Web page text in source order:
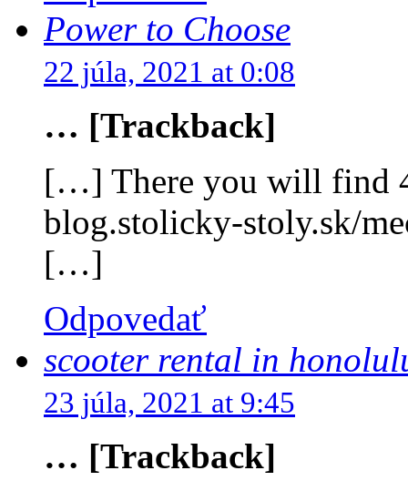
Power to Choose
22 júla, 2021 at 0:08
… [Trackback]
[…] There you will find
blog.stolicky-stoly.sk/
[…]
Odpovedať
scooter rental in
23 júla, 2021 at 9:45
… [Trackback]